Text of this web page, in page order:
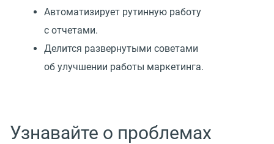
Автоматизирует рутинную работу
с отчетами.
Делится развернутыми советами
об улучшении работы маркетинга.
Узнавайте о проблемах